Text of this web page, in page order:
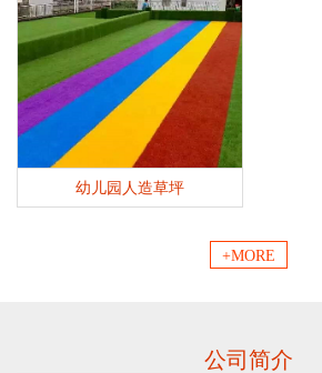
幼儿园人造草坪
+MORE
公司简介